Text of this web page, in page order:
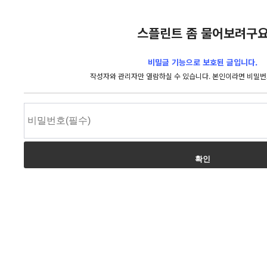
스플린트 좀 물어보려구
비밀글 기능으로 보호된 글입니다.
작성자와 관리자만 열람하실 수 있습니다. 본인이라면 비밀